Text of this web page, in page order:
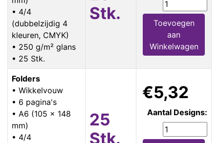
• 4/4
(dubbelzijdig 4
kleuren, CMYK)
• 250 g/m² glans
• 25 Stk.
Stk.
Toevoegen
aan
Winkelwagen
Folders
• Wikkelvouw
• 6 pagina's
• A6 (105 x 148
mm)
• 4/4
25
Stk.
€5,32
Aantal Designs: